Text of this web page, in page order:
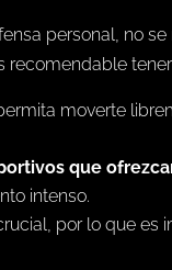
personal, no
recomendable
moverte
que
intenso.
por lo que es